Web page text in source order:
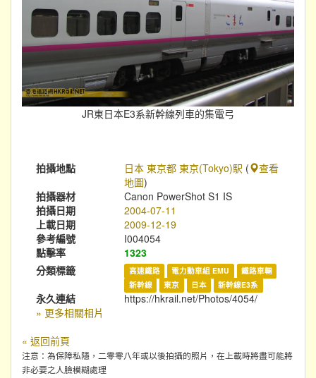
JR東日本E3系新幹線列車的集電弓
拍攝地點 日本 東京都 東京(Tokyo)駅 (
查看
地圖)
拍攝器材
Canon PowerShot S1 IS
拍攝日期
2004-07-11
上載日期
2009-12-19
參考編號
I004054
點擊率
1323
分類標籤
高速鐵路 電力動車組 EMU
鐵路車輛
新幹線
東京 日本 新幹線E3系
永久連結
https://hkrail.net/Photos/4054/
» 更多相關相片
« 返回前頁
注意：為保障私隱，二零零八年或以後拍攝的照片，在上載時將盡可能將
非必要之人臉模糊處理